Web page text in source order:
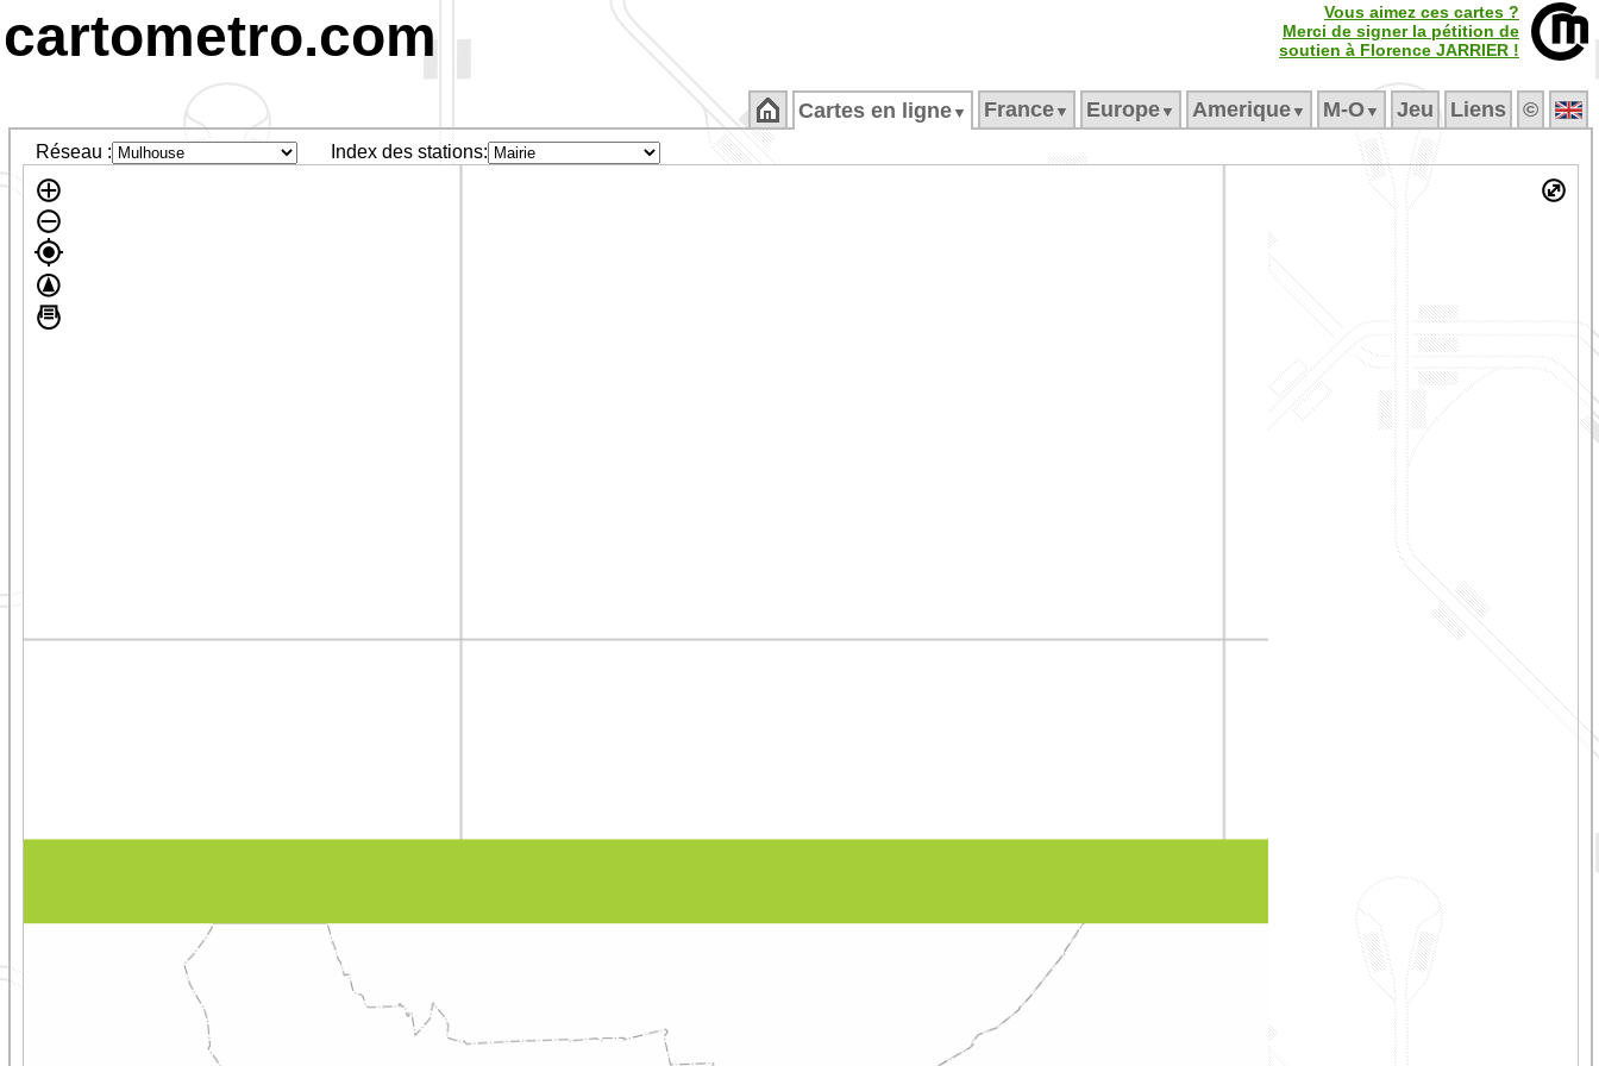
cartometro.com
Vous aimez ces cartes ?
Merci de signer la pétition de
soutien à Florence JARRIER !
Cartes en ligne ▼ France ▼ Europe ▼ Amerique ▼ M‑O ▼ Jeu Liens ©
Réseau : Index des stations: